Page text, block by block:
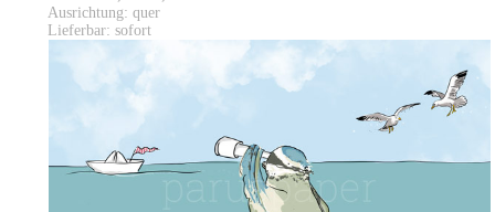
Ausrichtung: quer
Lieferbar: sofort